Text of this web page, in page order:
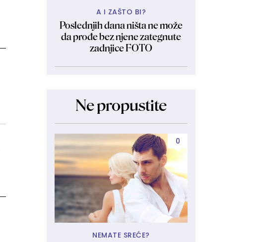
A I ZAŠTO BI?
Poslednjih dana ništa ne može
da prođe bez njene zategnute
zadnjice FOTO
Ne propustite
0
NEMATE SREĆE?